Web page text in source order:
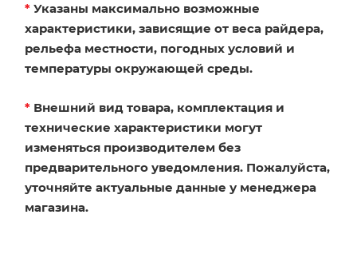
* Указаны максимально возможные
характеристики, зависящие от веса райдера,
рельефа местности, погодных условий и
температуры окружающей среды.
* Внешний вид товара, комплектация и
технические характеристики могут
изменяться производителем без
предварительного уведомления. Пожалуйста,
уточняйте актуальные данные у менеджера
магазина.